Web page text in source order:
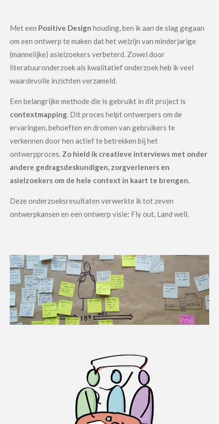
Met een Positive Design houding, ben ik aan de slag gegaan
om een ontwerp te maken dat het welzijn van minderjarige
(mannelijke) asielzoekers verbeterd. Zowel door
literatuuronderzoek als kwalitatief onderzoek heb ik veel
waardevolle inzichten verzameld.
Een belangrijke methode die is gebruikt in dit project is
contextmapping. Dit proces helpt ontwerpers om de
ervaringen, behoeften en dromen van gebruikers te
verkennen door hen actief te betrekken bij het
ontwerpproces. Zo hield ik creatieve interviews met onder
andere gedragsdeskundigen, zorgverleners en
asielzoekers om de hele context in kaart te brengen.
Deze onderzoeksresultaten verwerkte ik tot zeven
ontwerpkansen en een ontwerp visie: Fly out, Land well.